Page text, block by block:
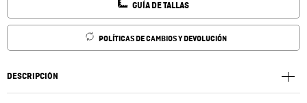
GUÍA DE TALLAS
POLÍTICAS DE CAMBIOS Y DEVOLUCIÓN
DESCRIPCIÓN